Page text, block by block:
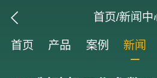
首页/新闻中
首页 产品 案例 新闻